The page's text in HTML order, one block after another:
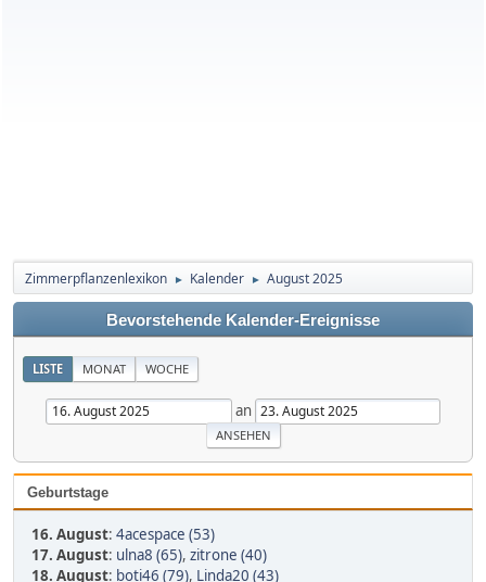
Zimmerpflanzenlexikon ► Kalender ► August 2025
Bevorstehende Kalender-Ereignisse
LISTE MONAT WOCHE
an
Geburtstage
16. August: 4acespace (53)
17. August: ulna8 (65), zitrone (40)
18. August: boti46 (79), Linda20 (43)